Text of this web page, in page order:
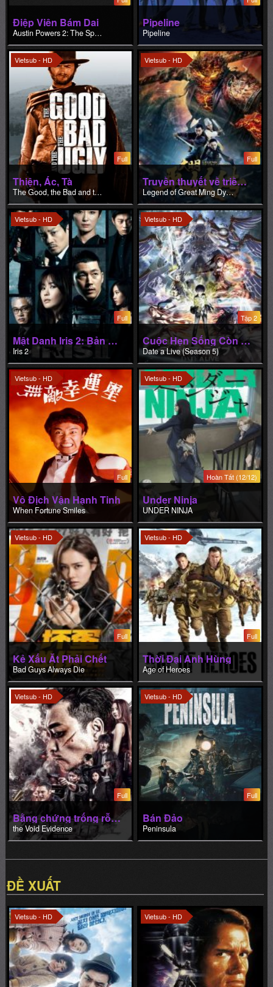
Điệp Viên Bám Dai
Austin Powers 2: The Spy Who Shagged Me
Pipeline
Pipeline
Vietsub - HD
Full
Thiện, Ác, Tà
The Good, the Bad and the Ugly
Vietsub - HD
Full
Truyền thuyết về triều đại nhà Minh
Legend of Great Ming Dynasty
Vietsub - HD
Full
Mật Danh Iris 2: Bản Điện Ảnh
Iris 2
Vietsub - HD
Tập 2
Cuộc Hẹn Sống Còn (Phần 5)
Date a Live (Season 5)
Vietsub - HD
Full
Vô Địch Vận Hạnh Tinh
When Fortune Smiles
Vietsub - HD
Hoàn Tất (12/12)
Under Ninja
UNDER NINJA
Vietsub - HD
Full
Kẻ Xấu Ắt Phải Chết
Bad Guys Always Die
Vietsub - HD
Full
Thời Đại Anh Hùng
Age of Heroes
Vietsub - HD
Full
Bằng chứng trống rỗng
the Void Evidence
Vietsub - HD
Full
Bán Đảo
Peninsula
ĐỀ XUẤT
Vietsub - HD Vietsub - HD